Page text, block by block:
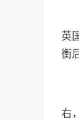
英
衡
右